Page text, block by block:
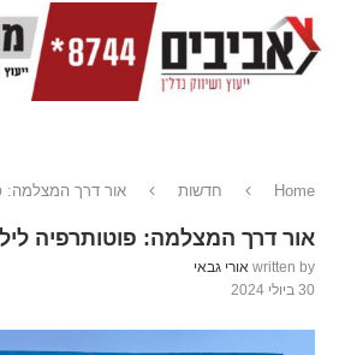
Home חדשות אור דרך המצלמה:
אור דרך המצלמה: פוטותרפיה
written by אורי גבאי
30 ביולי 2024